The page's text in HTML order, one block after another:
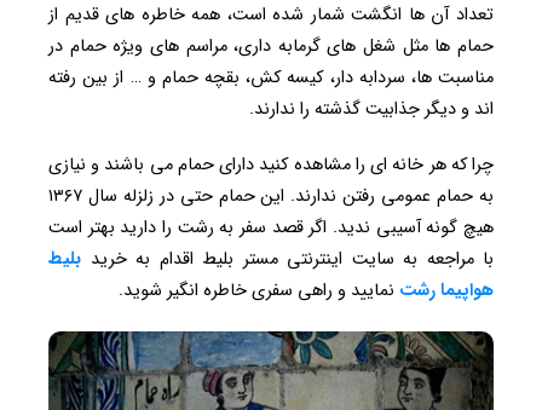
تعداد آن ها انگشت شمار شده است، همه خاطره های قدیم از
حمام ها مثل شغل های گرمابه داری، مراسم های ویژه حمام در
مناسبت ها، سردابه دار، کیسه کش، بقچه حمام و … از بین رفته
اند و دیگر جذابیت گذشته را ندارند.
چرا که هر خانه ای را مشاهده کنید دارای حمام می باشند و نیازی
به حمام عمومی رفتن ندارند. این حمام حتی در زلزله سال ۱۳۶۷
هیچ گونه آسیبی ندید. اگر قصد سفر به رشت را دارید بهتر است
با مراجعه به سایت اینترنتی مستر بلیط اقدام به خرید بلیط
هواپیما رشت نمایید و راهی سفری خاطره انگیر شوید.